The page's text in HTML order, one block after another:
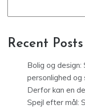
Recent Posts
Bolig og design:
personlighed og
Derfor kan en
Spejl efter mål: